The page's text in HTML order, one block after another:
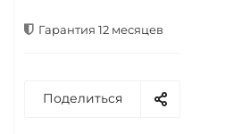
Гарантия 12 месяцев
Поделиться